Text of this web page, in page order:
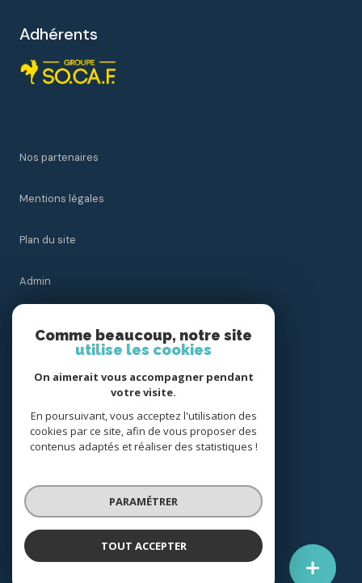
Adhérents
Nos partenaires
Mentions légales
Plan du site
Admin
Réalisé par
Comme beaucoup, notre site
utilise les cookies
On aimerait vous accompagner pendant
votre visite.
En poursuivant, vous acceptez l'utilisation des
cookies par ce site, afin de vous proposer des
contenus adaptés et réaliser des statistiques !
PARAMÉTRER
TOUT ACCEPTER